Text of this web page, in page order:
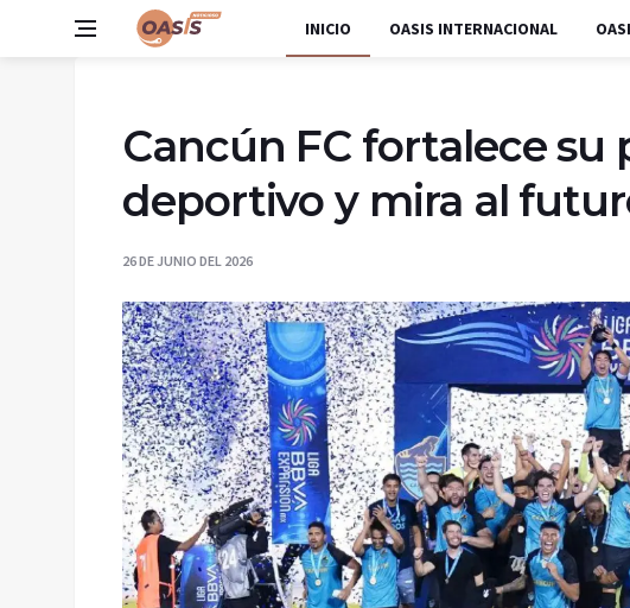
INICIO OASIS INTERNACIONAL
Cancún FC fortalece su
deportivo y mira al
26 DE JUNIO DEL 2026